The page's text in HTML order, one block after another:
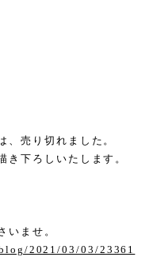
、売り切れました。
き下ろしいたします。
いませ。
2021/03/03/23361